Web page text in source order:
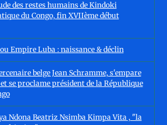
des restes humains de Kindoki
du Congo, fin XVIIème début
Empire Luba : naissance & déclin
belge Jean Schramme, s'empare
se proclame président de la République
Ndona Beatriz Nsimba Kimpa Vita , "la